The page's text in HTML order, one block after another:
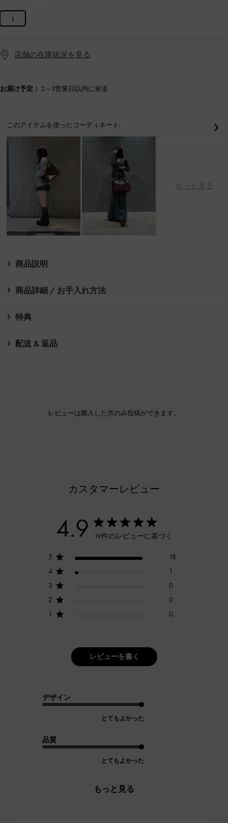
L
店舗の在庫状況を見る
お届け予定： 2～3営業日以内に発送
このアイテムを使ったコーディネート:
もっと見る
戻る
商品説明
商品詳細 / お手入れ方法
特典
配送 & 返品
レビューは購入した方のみ投稿ができます。
カスタマーレビュー
4.9 19件のレビューに基づく
5
18
4
1
3
0
2
0
1
0
レビューを書く
デザイン
とてもよかった
品質
とてもよかった
もっと見る